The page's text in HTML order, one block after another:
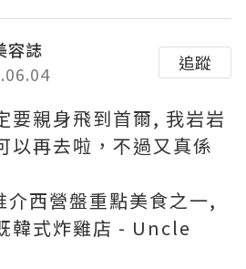
容誌
追蹤
要親身飛到首爾, 我岩岩
以再去啦，不過又真係
介西營盤重點美食之一,
韓式炸雞店 - Uncle